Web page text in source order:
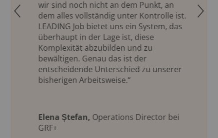
wir sind noch nicht an dem Punkt, an
dem alles vollständig unter Kontrolle ist.
LEADING Job bietet uns ein System, das
überhaupt in der Lage ist, diese
Komplexität abzubilden und zu
bewältigen. Genau das ist der
entscheidende Unterschied zu unserer
bisherigen Arbeitsweise.“
Elena Ștefan, Operations Director bei
GRF+
Q R